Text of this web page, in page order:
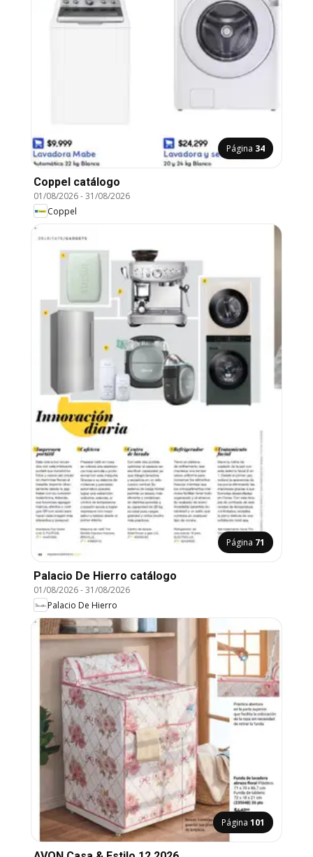
Página 34
Coppel catálogo
01/08/2026-31/08/2026
Coppel
Página 71
Palacio De Hierro catálogo
01/08/2026-31/08/2026
Palacio De Hierro
Página 101